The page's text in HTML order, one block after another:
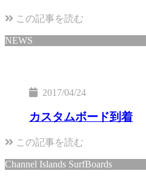
この記事を読む
NEWS
2017/04/24
カスタムボード到着
この記事を読む
Channel Islands SurfBoards